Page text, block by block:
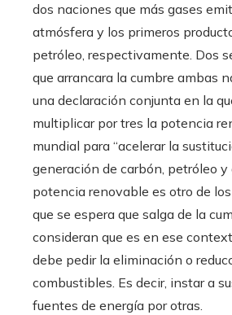
dos naciones que más gases
atmósfera y los primeros
petróleo, respectivamente. Dos
que arrancara la cumbre ambas
una declaración conjunta en la
multiplicar por tres la potencia
mundial para “acelerar la
generación de carbón, petróleo y
potencia renovable es otro de
que se espera que salga de la
consideran que es en ese
debe pedir la eliminación o
combustibles. Es decir, instar a
fuentes de energía por otras.